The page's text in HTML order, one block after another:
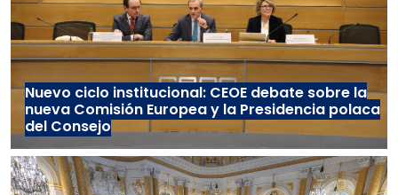
Nuevo ciclo institucional: CEOE debate sobre la
nueva Comisión Europea y la Presidencia polaca
del Consejo